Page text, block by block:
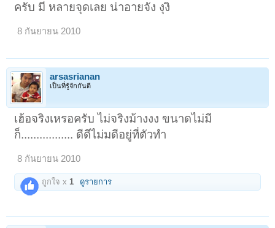
ครับ มี หลายจุดเลย น่าอายจัง งุงิ
8 กันยายน 2010
arsasrianan
เป็นที่รู้จักกันดี
เฮ้อจริงเหรอครับ ไม่จริงม้างงง ขนาดไม่มี
ก็................. ดีดีไม่มดีอยู่ที่ตัวทำ
8 กันยายน 2010
ถูกใจ x 1 ดูรายการ